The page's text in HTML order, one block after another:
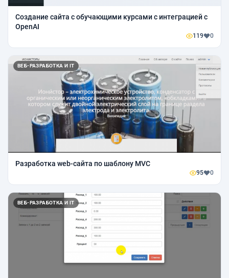
Создание сайта с обучающими курсами с интеграцией c
OpenAI
119 0
ВЕБ-РАЗРАБОТКА И IT
Разработка web-сайта по шаблону MVC
95 0
ВЕБ-РАЗРАБОТКА И IT